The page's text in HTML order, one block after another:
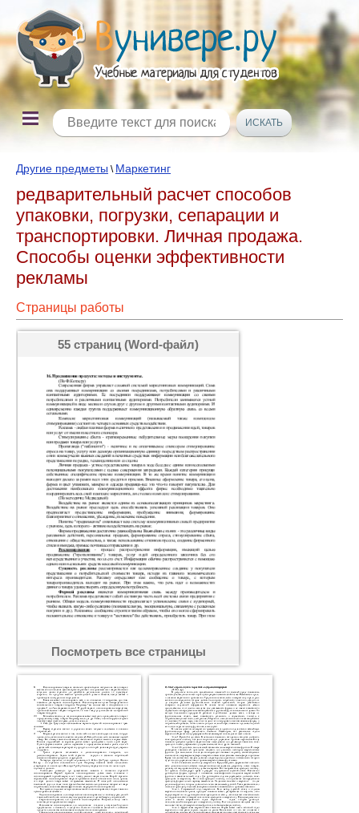
Другие предметы \ Маркетинг
редварительный расчет способов
упаковки, погрузки, сепарации и
транспортировки. Личная продажа.
Способы оценки эффективности
рекламы
Страницы работы
55 страниц (Word-файл)
Посмотреть все страницы